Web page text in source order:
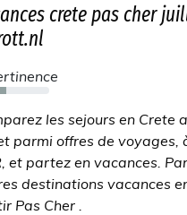
crete pas cher
les sejours en Crete
parmi offres de voyages,
et partez en vacances.
destinations vacances
Pas Cher .